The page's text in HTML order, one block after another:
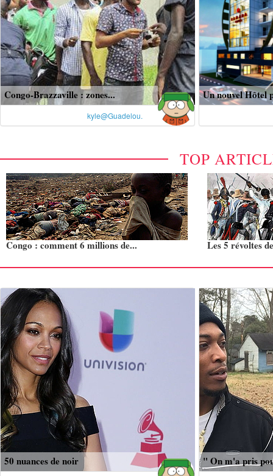
Congo-Brazzaville : zones...
kyle@Guadelou.
Un nouvel Hôtel
TOP
Congo : comment 6 millions de... Les 5 révoltes
50 nuances de noir " On m'a pris